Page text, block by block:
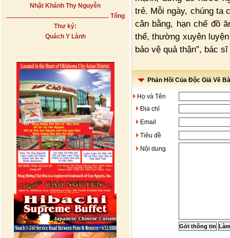
Nhật Khánh Thy Nguyễn
Tổng
Thư ký:
Quách Y Lành
trẻ. Mỗi ngày, chúng ta
cân bằng, hạn chế đồ
thể, thường xuyên
bảo vệ quả thận”, bác
Phản Hồi Của Độc Giả Về
Họ và Tên
Địa chỉ
Email
Tiêu đề
Nội dung